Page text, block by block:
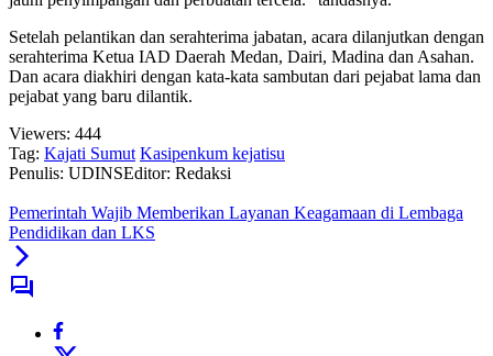
Setelah pelantikan dan serahterima jabatan, acara dilanjutkan dengan
serahterima Ketua IAD Daerah Medan, Dairi, Madina dan Asahan.
Dan acara diakhiri dengan kata-kata sambutan dari pejabat lama dan
pejabat yang baru dilantik.
Viewers: 444
Tag: Kajati Sumut Kasipenkum kejatisu
Penulis: UDINSEditor: Redaksi
Pemerintah Wajib Memberikan Layanan Keagamaan di Lembaga
Pendidikan dan LKS